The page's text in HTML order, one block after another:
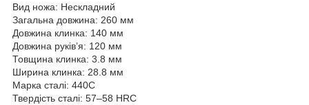
Вид ножа: Нескладний
Загальна довжина: 260 мм
Довжина клинка: 140 мм
Довжина руків’я: 120 мм
Товщина клинка: 3.8 мм
Ширина клинка: 28.8 мм
Марка сталі: 440C
Твердість сталі: 57–58 HRC